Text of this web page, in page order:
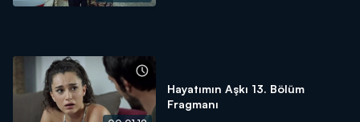
Hayatımın Aşkı 13. Bölüm
Fragmanı